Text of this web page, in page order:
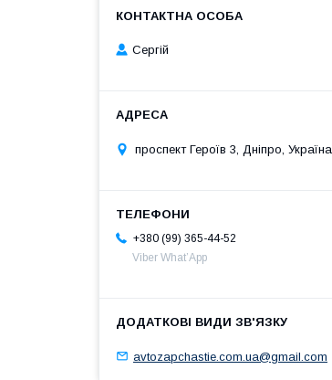
Сергій
проспект Героїв 3, Дніпро, Україна
+380 (99) 365-44-52
Viber What’App
avtozapchastie.com.ua@gmail.com